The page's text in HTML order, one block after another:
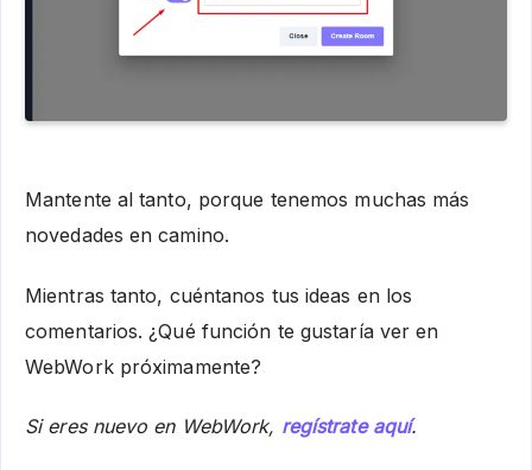
Mantente al tanto, porque tenemos muchas más
novedades en camino.
Mientras tanto, cuéntanos tus ideas en los
comentarios. ¿Qué función te gustaría ver en
WebWork próximamente?
Si eres nuevo en WebWork, regístrate aquí.